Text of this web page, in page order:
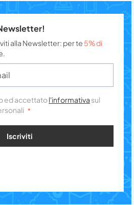
alla Newsletter: per te 5% di
ed accettatol'informativa sul
Iscriviti